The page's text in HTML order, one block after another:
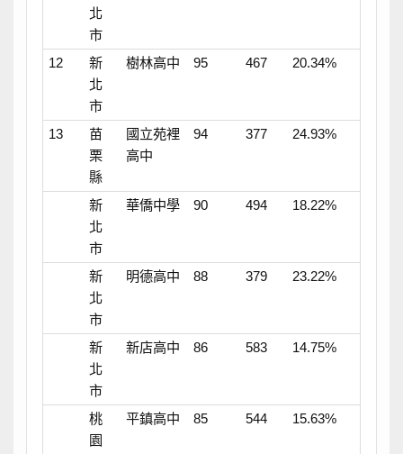
北
市
12
新
北
市
樹林高中 95 467 20.34%
13
苗
栗
縣
國立苑裡
高中
94 377 24.93%
新
北
市
華僑中學 90 494 18.22%
新
北
市
明德高中 88 379 23.22%
新
北
市
新店高中 86 583 14.75%
桃
園
平鎮高中 85 544 15.63%